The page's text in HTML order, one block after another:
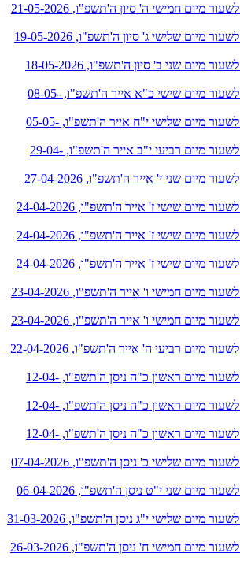
לחץ להאזנה לשעור מיום חמישי ה' סיון ה'תשפ"ו, 21-05-2026
לחץ להאזנה לשעור מיום שלישי ג' סיון ה'תשפ"ו, 19-05-2026
לחץ להאזנה לשעור מיום שני ב' סיון ה'תשפ"ו, 18-05-2026
לחץ להאזנה לשעור מיום שישי כ"א אייר ה'תשפ"ו, 08-05-
לחץ להאזנה לשעור מיום שלישי י"ח אייר ה'תשפ"ו, 05-05-
לחץ להאזנה לשעור מיום רביעי י"ב אייר ה'תשפ"ו, 29-04-
לחץ להאזנה לשעור מיום שני י' אייר ה'תשפ"ו, 27-04-2026
לחץ להאזנה לשעור מיום שישי ז' אייר ה'תשפ"ו, 24-04-2026
לחץ להאזנה לשעור מיום שישי ז' אייר ה'תשפ"ו, 24-04-2026
לחץ להאזנה לשעור מיום שישי ז' אייר ה'תשפ"ו, 24-04-2026
לחץ להאזנה לשעור מיום חמישי ו' אייר ה'תשפ"ו, 23-04-2026
לחץ להאזנה לשעור מיום חמישי ו' אייר ה'תשפ"ו, 23-04-2026
לחץ להאזנה לשעור מיום רביעי ה' אייר ה'תשפ"ו, 22-04-2026
לחץ להאזנה לשעור מיום ראשון כ"ה ניסן ה'תשפ"ו, 12-04-
לחץ להאזנה לשעור מיום ראשון כ"ה ניסן ה'תשפ"ו, 12-04-
לחץ להאזנה לשעור מיום ראשון כ"ה ניסן ה'תשפ"ו, 12-04-
לחץ להאזנה לשעור מיום שלישי כ' ניסן ה'תשפ"ו, 07-04-2026
לחץ להאזנה לשעור מיום שני י"ט ניסן ה'תשפ"ו, 06-04-2026
לחץ להאזנה לשעור מיום שלישי י"ג ניסן ה'תשפ"ו, 31-03-2026
לחץ להאזנה לשעור מיום חמישי ח' ניסן ה'תשפ"ו, 26-03-2026